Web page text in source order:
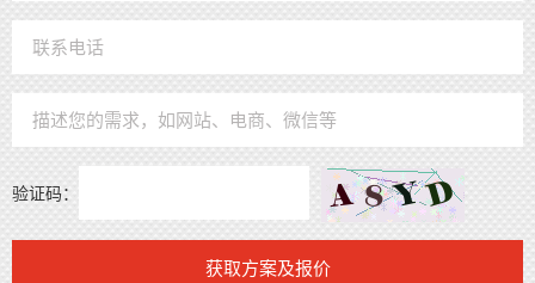
验证码：
获取方案及报价